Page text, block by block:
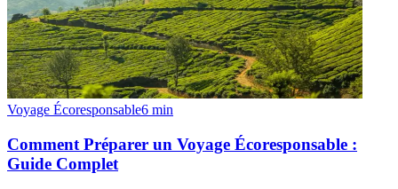
Voyage Écoresponsable6 min
Comment Préparer un Voyage Écoresponsable :
Guide Complet